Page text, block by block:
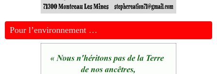
Pour l’environnement …